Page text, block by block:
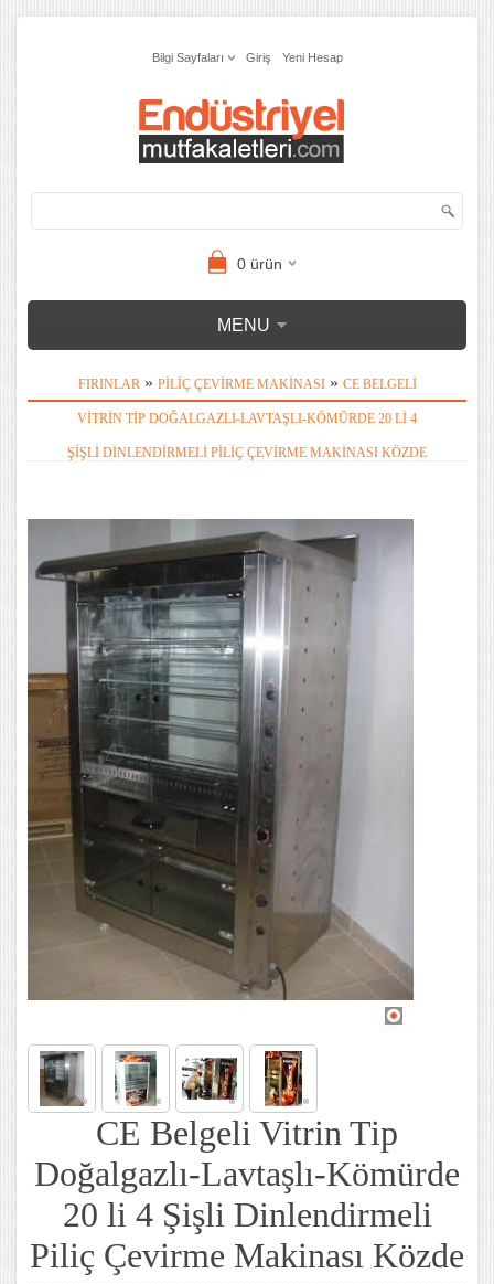
Bilgi Sayfaları Giriş Yeni Hesap
0ürün
MENU
FIRINLAR » PILIÇ ÇEVIRME MAKINASI» CE BELGELI
VITRIN TIP DOĞALGAZLI-LAVTAŞLI-KÖMÜRDE 20 LI 4
ŞIŞLI DINLENDIRMELI PILIÇ ÇEVIRME MAKINASI KÖZDE
CE Belgeli Vitrin Tip
Doğalgazlı-Lavtaşlı-Kömürde
20 li 4 Şişli Dinlendirmeli
Piliç Çevirme Makinası Közde